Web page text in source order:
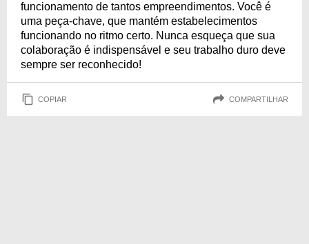
funcionamento de tantos empreendimentos. Você é
uma peça-chave, que mantém estabelecimentos
funcionando no ritmo certo. Nunca esqueça que sua
colaboração é indispensável e seu trabalho duro deve
sempre ser reconhecido!
COPIAR COMPARTILHAR